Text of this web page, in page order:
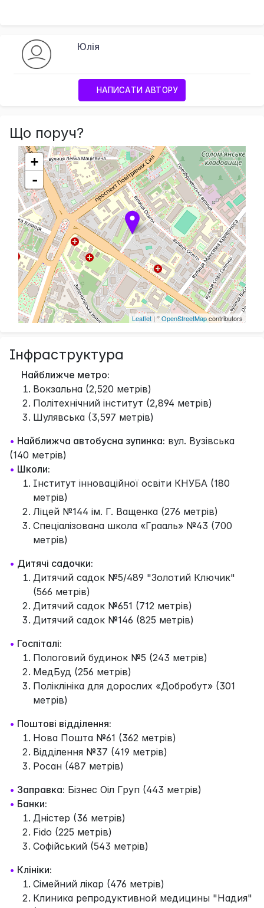
Юлія
НАПИСАТИ АВТОРУ
Що поруч?
+
-
Leaflet | ©OpenStreetMapcontributors
Інфраструктура
Найближче метро:
Вокзальна (2,520 метрів)
Політехнічний інститут (2,894 метрів)
Шулявська (3,597 метрів)
• Найближча автобусна зупинка: вул. Вузівська
(140 метрів)
• Школи:
Інститут інноваційної освіти КНУБА (180
метрів)
Ліцей №144 ім. Г. Ващенка (276 метрів)
Спеціалізована школа «Грааль» №43 (700
метрів)
• Дитячі садочки:
Дитячий садок №5/489 "Золотий Ключик"
(566 метрів)
Дитячий садок №651 (712 метрів)
Дитячий садок №146 (825 метрів)
• Госпіталі:
Пологовий будинок №5 (243 метрів)
МедБуд (256 метрів)
Поліклініка для дорослих «Добробут» (301
метрів)
• Поштові відділення:
Нова Пошта №61 (362 метрів)
Відділення №37 (419 метрів)
Росан (487 метрів)
• Заправка: Бізнес Оіл Груп (443 метрів)
• Банки:
Дністер (36 метрів)
Fido (225 метрів)
Софійський (543 метрів)
• Клініки:
Сімейний лікар (476 метрів)
Клиника репродуктивной медицины "Надия"